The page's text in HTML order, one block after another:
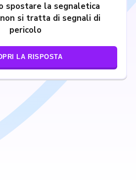
spostare la segnaletica
si tratta di segnali di
pericolo
LA RISPOSTA